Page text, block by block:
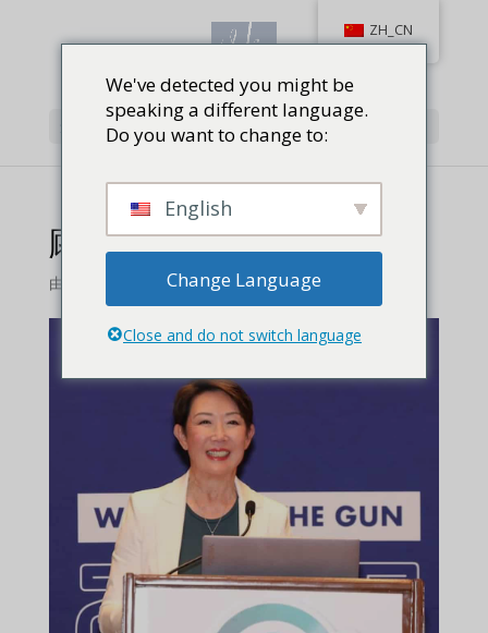
选择页面
顾方蓁走出舒适区
由 1 条评论
ZH_CN
We've detected you might be
speaking a different language.
Do you want to change to:
English
Change Language
Close and do not switch language